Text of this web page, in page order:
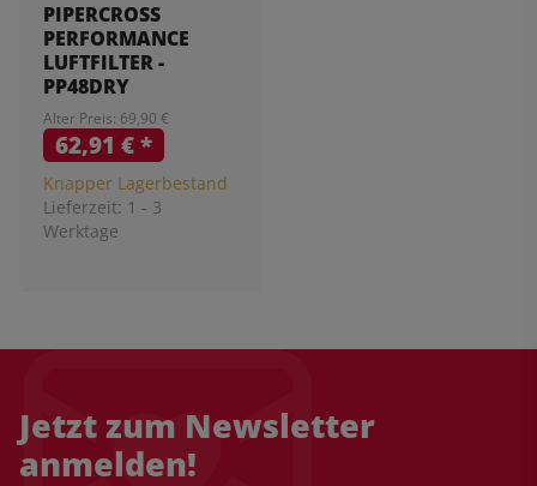
PIPERCROSS
PERFORMANCE
LUFTFILTER -
PP48DRY
Alter Preis: 69,90 €
62,91 €*
Knapper Lagerbestand
Lieferzeit: 1 - 3
Werktage
Jetzt zum Newsletter
anmelden!